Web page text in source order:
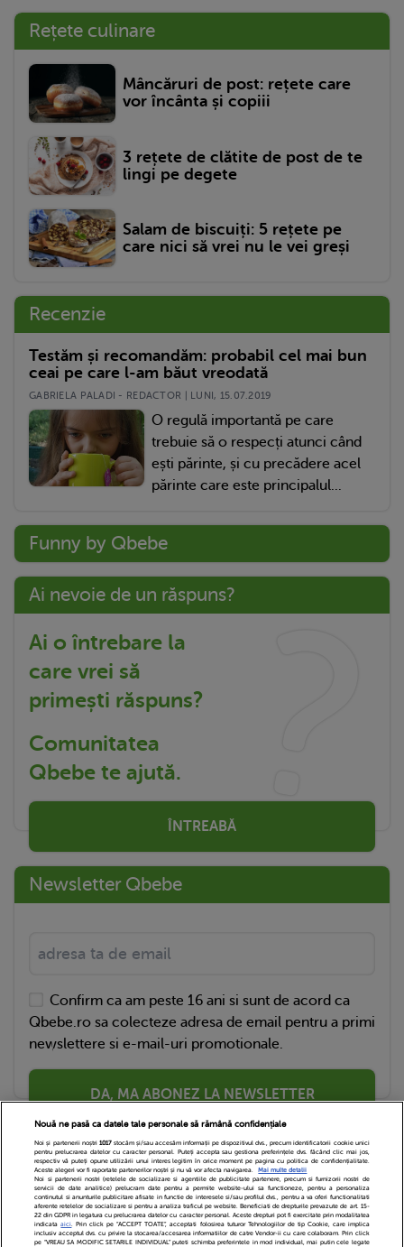
Rețete culinare
Mâncăruri de post: rețete care
vor încânta și copiii
3 rețete de clătite de post de te
lingi pe degete
Salam de biscuiți: 5 rețete pe
care nici să vrei nu le vei greși
Recenzie
Testăm și recomandăm: probabil cel mai bun
ceai pe care l-am băut vreodată
GABRIELA PALADI - REDACTOR | LUNI, 15.07.2019
O regulă importantă pe care
trebuie să o respecți atunci când
ești părinte, și cu precădere acel
părinte care este principalul...
Funny by Qbebe
Ai nevoie de un răspuns?
Ai o întrebare la
care vrei să
primești răspuns?
Comunitatea
Qbebe te ajută.
ÎNTREABĂ
Newsletter Qbebe
Confirm ca am peste 16 ani si sunt de acord ca
Qbebe.ro sa colecteze adresa de email pentru a primi
newslettere si e-mail-uri promotionale.
DA, MA ABONEZ LA NEWSLETTER
Echipa Editoriala Newsletter Contact
Nouă ne pasă ca datele tale personale să rămână confidențiale
Noi și partenerii noștri 1017stocăm și/sau accesăm informații pe dispozitivul dvs., precum identificatorii cookie unici
pentru prelucrarea datelor cu caracter personal. Puteți accepta sau gestiona preferințele dvs. făcând clic mai jos,
respectiv vă puteți opune utilizării unui interes legitim în orice moment pe pagina cu politica de confidențialitate.
Aceste alegeri vor fi raportate partenerilor noștri și nu vă vor afecta navigarea.
Mai multe detalii
Noi si partenerii nostri (retelele de socializare si agentiile de publicitate partenere, precum si furnizorii nostri de
servicii de date analitice) prelucram date pentru a permite website-ului sa functioneze, pentru a personaliza
continutul si anunturile publicitare afisate in functie de interesele si/sau profilul dvs., pentru a va oferi functionalitati
aferente retelelor de socializare si pentru a analiza traficul pe website. Beneficiati de drepturile prevazute de art. 15-
22 din GDPR in legatura cu prelucrarea datelor cu caracter personal. Aceste drepturi pot fi exercitate prin modalitatea
indicataaici. Prin click pe “ACCEPT TOATE”, acceptati folosirea tuturor Tehnologiilor de tip Cookie, care implica
inclusiv acceptul dvs. cu privire la stocarea/accesarea informatiilor de catre Vendor-ii cu care colaboram. Prin click
pe “VREAU SA MODIFIC SETARILE INDIVIDUAL” puteti schimba preferintele in mod individual, mai putin cele legate